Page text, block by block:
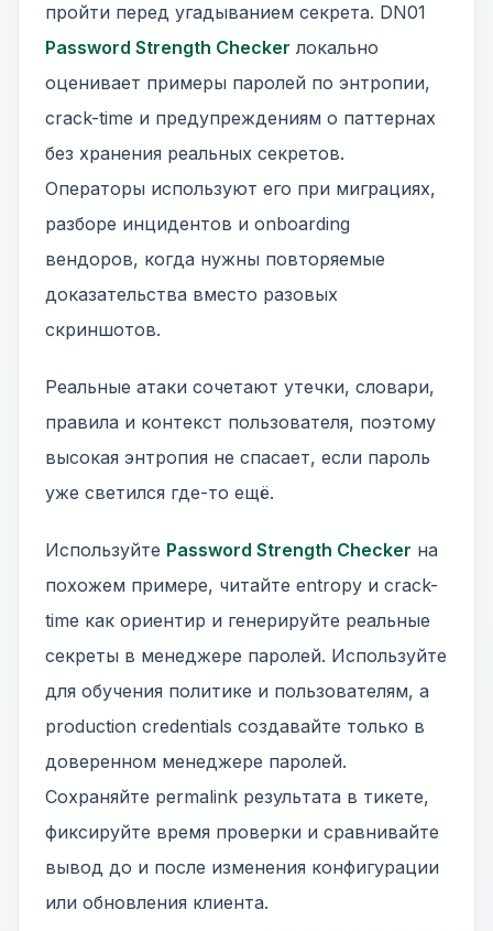
пройти перед угадыванием секрета. DN01
Password Strength Checker локально
оценивает примеры паролей по энтропии,
crack-time и предупреждениям о паттернах
без хранения реальных секретов.
Операторы используют его при миграциях,
разборе инцидентов и onboarding
вендоров, когда нужны повторяемые
доказательства вместо разовых
скриншотов.
Реальные атаки сочетают утечки, словари,
правила и контекст пользователя, поэтому
высокая энтропия не спасает, если пароль
уже светился где-то ещё.
Используйте Password Strength Checker на
похожем примере, читайте entropy и crack-
time как ориентир и генерируйте реальные
секреты в менеджере паролей. Используйте
для обучения политике и пользователям, а
production credentials создавайте только в
доверенном менеджере паролей.
Сохраняйте permalink результата в тикете,
фиксируйте время проверки и сравнивайте
вывод до и после изменения конфигурации
или обновления клиента.